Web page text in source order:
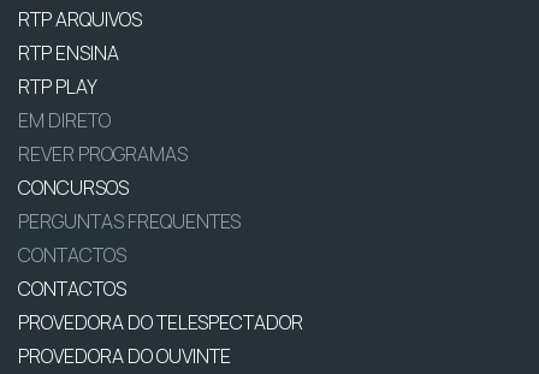
RTP ARQUIVOS
RTP ENSINA
RTP PLAY
EM DIRETO
REVER PROGRAMAS
CONCURSOS
PERGUNTAS FREQUENTES
CONTACTOS
CONTACTOS
PROVEDORA DO TELESPECTADOR
PROVEDORA DO OUVINTE